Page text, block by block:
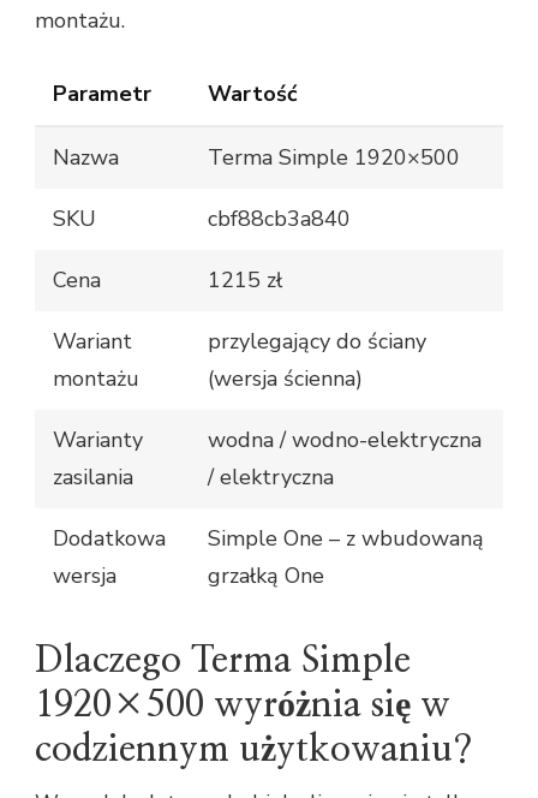
montażu.
Parametr Wartość
Nazwa Terma Simple 1920×500
SKU cbf88cb3a840
Cena 1215 zł
Wariant
montażu
przylegający do ściany
(wersja ścienna)
Warianty
zasilania
wodna / wodno-elektryczna
/ elektryczna
Dodatkowa
wersja
Simple One – z wbudowaną
grzałką One
Dlaczego Terma Simple
1920×500 wyróżnia się w
codziennym użytkowaniu?